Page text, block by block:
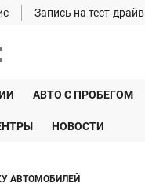
Запись на тест-драйв
АВТО С ПРОБЕГОМ
НОВОСТИ
АВТОМОБИЛЕЙ